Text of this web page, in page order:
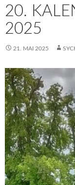
20.
2025
21. MAI 2025